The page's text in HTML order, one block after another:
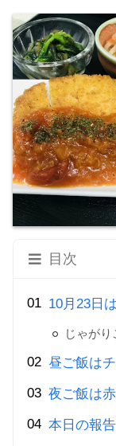
目次
10月23日
じゃがり
昼ご飯は
夜ご飯は
本日の報